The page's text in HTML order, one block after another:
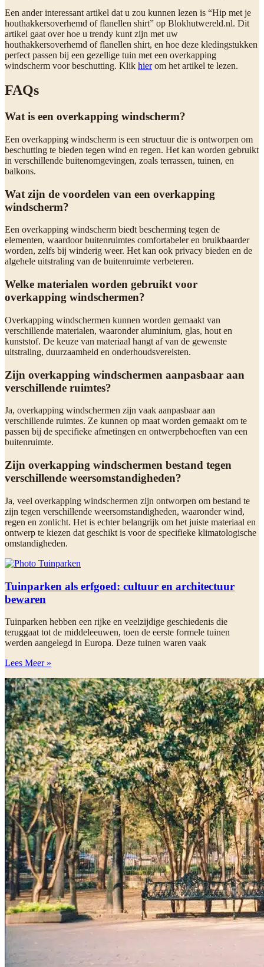
Een ander interessant artikel dat u zou kunnen lezen is “Hip met je
houthakkersoverhemd of flanellen shirt” op Blokhutwereld.nl. Dit
artikel gaat over hoe u trendy kunt zijn met uw
houthakkersoverhemd of flanellen shirt, en hoe deze kledingstukken
perfect passen bij een gezellige tuin met een overkapping
windscherm voor beschutting. Klik hierom het artikel te lezen.
FAQs
Wat is een overkapping windscherm?
Een overkapping windscherm is een structuur die is ontworpen om
beschutting te bieden tegen wind en regen. Het kan worden gebruikt
in verschillende buitenomgevingen, zoals terrassen, tuinen, en
balkons.
Wat zijn de voordelen van een overkapping
windscherm?
Een overkapping windscherm biedt bescherming tegen de
elementen, waardoor buitenruimtes comfortabeler en bruikbaarder
worden, zelfs bij winderig weer. Het kan ook privacy bieden en de
algehele uitstraling van de buitenruimte verbeteren.
Welke materialen worden gebruikt voor
overkapping windschermen?
Overkapping windschermen kunnen worden gemaakt van
verschillende materialen, waaronder aluminium, glas, hout en
kunststof. De keuze van materiaal hangt af van de gewenste
uitstraling, duurzaamheid en onderhoudsvereisten.
Zijn overkapping windschermen aanpasbaar aan
verschillende ruimtes?
Ja, overkapping windschermen zijn vaak aanpasbaar aan
verschillende ruimtes. Ze kunnen op maat worden gemaakt om te
passen bij de specifieke afmetingen en ontwerpbehoeften van een
buitenruimte.
Zijn overkapping windschermen bestand tegen
verschillende weersomstandigheden?
Ja, veel overkapping windschermen zijn ontworpen om bestand te
zijn tegen verschillende weersomstandigheden, waaronder wind,
regen en zonlicht. Het is echter belangrijk om het juiste materiaal en
ontwerp te kiezen dat geschikt is voor de specifieke klimatologische
omstandigheden.
Tuinparken als erfgoed: cultuur en architectuur
bewaren
Tuinparken hebben een rijke en veelzijdige geschiedenis die
teruggaat tot de middeleeuwen, toen de eerste formele tuinen
werden aangelegd in Europa. Deze tuinen waren vaak
Lees Meer »